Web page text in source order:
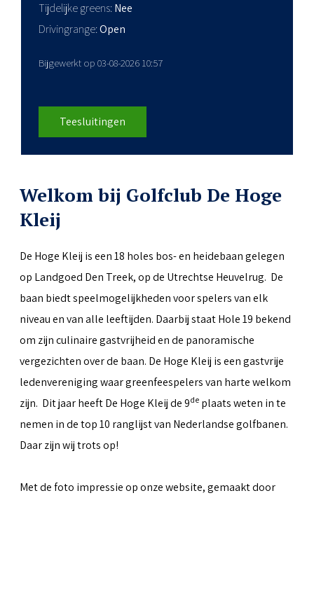
Tijdelijke greens Nee
Drivingrange Open
Bijgewerkt op 03-08-2026 10:57
Teesluitingen
Welkom bij Golfclub De Hoge
Kleij
De Hoge Kleij is een 18 holes bos- en heidebaan gelegen
op Landgoed Den Treek, op de Utrechtse Heuvelrug. De
baan biedt speelmogelijkheden voor spelers van elk
niveau en van alle leeftijden. Daarbij staat Hole 19 bekend
om zijn culinaire gastvrijheid en de panoramische
vergezichten over de baan. De Hoge Kleij is een gastvrije
ledenvereniging waar greenfeespelers van harte welkom
zijn. Dit jaar heeft De Hoge Kleij de 9de plaats weten in te
nemen in de top 10 ranglijst van Nederlandse golfbanen.
Daar zijn wij trots op!
Met de foto impressie op onze website, gemaakt door